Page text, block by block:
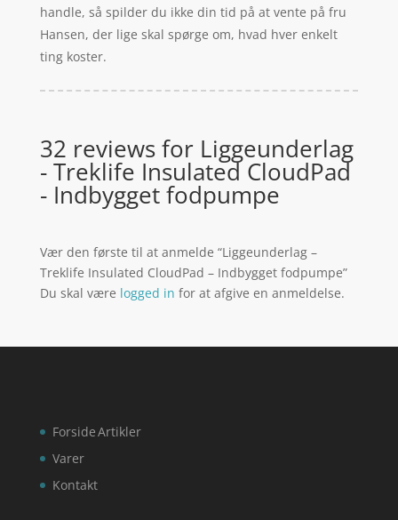
handle, så spilder du ikke din tid på at vente på fru
Hansen, der lige skal spørge om, hvad hver enkelt
ting koster.
32 reviews for Liggeunderlag
- Treklife Insulated CloudPad
- Indbygget fodpumpe
Vær den første til at anmelde “Liggeunderlag –
Treklife Insulated CloudPad – Indbygget fodpumpe”
Du skal være logged in for at afgive en anmeldelse.
Forside
Varer
Kontakt
Artikler